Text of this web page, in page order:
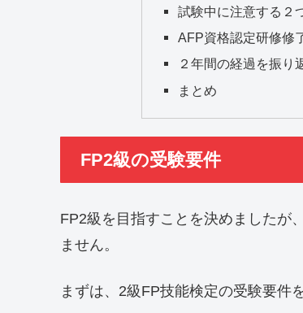
試験中に注意する２
AFP資格認定研修修
２年間の経過を振り
まとめ
FP2級の受験要件
FP2級を目指すことを決めましたが
ません。
まずは、2級FP技能検定の受験要件